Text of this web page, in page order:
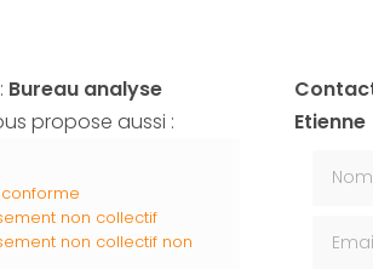
Bureau analyse
propose aussi :
non collectif
non collectif non
Etienne
Nom
Email